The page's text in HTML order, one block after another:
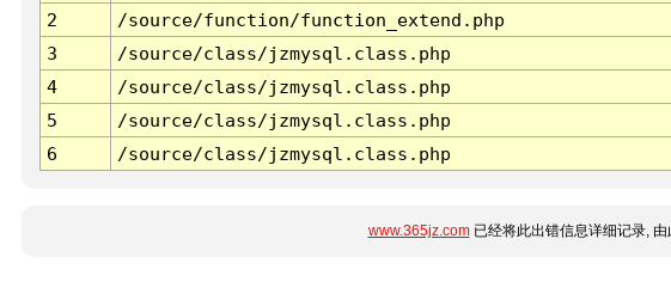
2
/source/function/function_extend.php
3
/source/class/jzmysql.class.php
4
/source/class/jzmysql.class.php
5
/source/class/jzmysql.class.php
6
/source/class/jzmysql.class.php
www.365jz.com已经将此出错信息详细记录,